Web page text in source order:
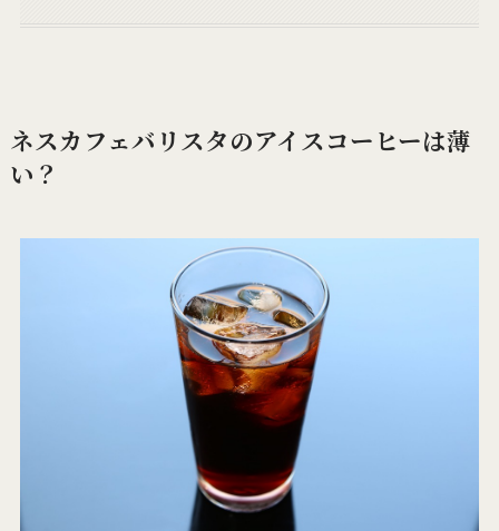
ネスカフェバリスタのアイスコーヒーは薄
い？